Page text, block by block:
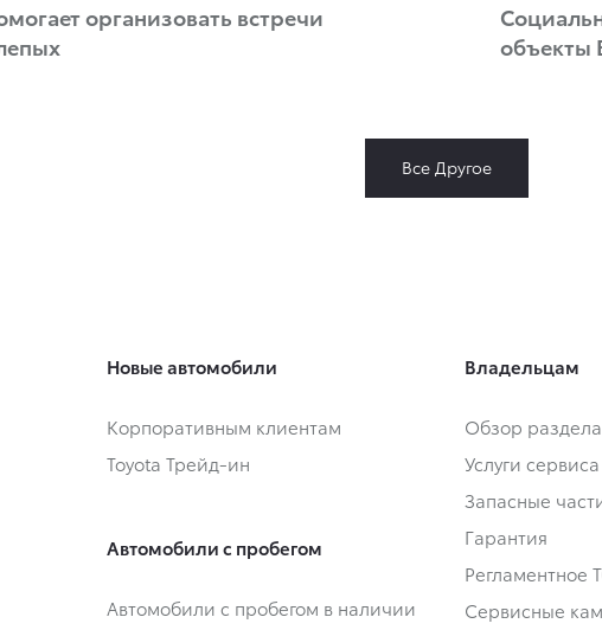
организовать встречи
объекты
Все Другое
Новые автомобили
Корпоративным клиентам
Toyota Трейд-ин
Автомобили с пробегом
Автомобили с пробегом в наличии
Владельцам
Обзор раздела
Услуги сервиса
Запасные
Гарантия
Регламентное
Сервисные